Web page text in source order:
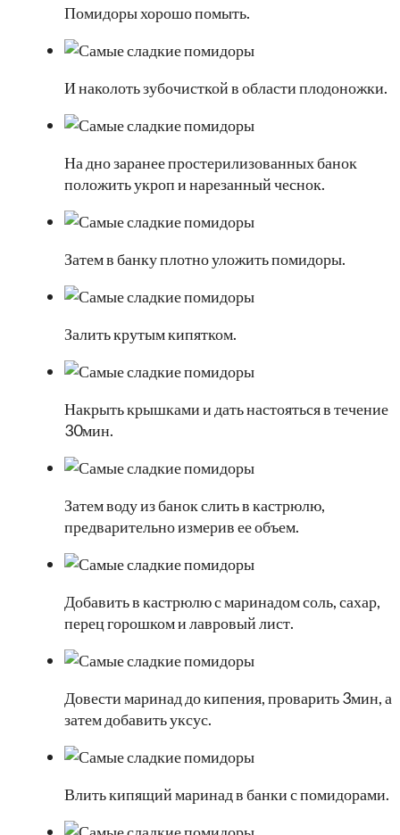
Помидоры хорошо помыть.
И наколоть зубочисткой в области плодоножки.
На дно заранее простерилизованных банок
положить укроп и нарезанный чеснок.
Затем в банку плотно уложить помидоры.
Залить крутым кипятком.
Накрыть крышками и дать настояться в течение
30мин.
Затем воду из банок слить в кастрюлю,
предварительно измерив ее объем.
Добавить в кастрюлю с маринадом соль, сахар,
перец горошком и лавровый лист.
Довести маринад до кипения, проварить 3мин, а
затем добавить уксус.
Влить кипящий маринад в банки с помидорами.